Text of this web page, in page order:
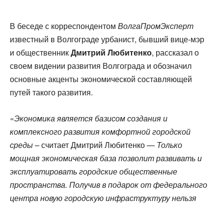
В беседе с корреспондентом ВолгаПромЭксперт
известный в Волгограде урбанист, бывший вице-мэр
и общественникДмитрий Любитенко, рассказал о
своем видении развития Волгограда и обозначил
основные акценты экономической составляющей
путей такого развития.
«Экономика является базисом создания и
комплексного развития комфортной городской
среды –считает Дмитрий Любитенко— Только
мощная экономическая база позволит развивать и
эксплуатировать городские общественные
пространства. Получив в подарок от федерального
центра новую городскую инфраструктуру нельзя